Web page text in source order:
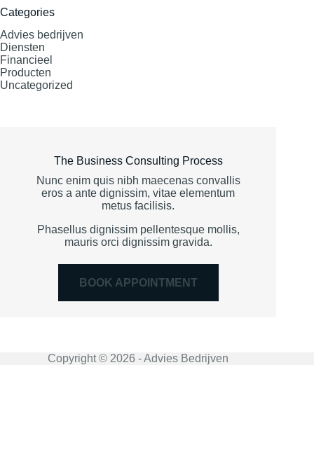
Categories
Advies bedrijven
Diensten
Financieel
Producten
Uncategorized
The Business Consulting Process
Nunc enim quis nibh maecenas convallis
eros a ante dignissim, vitae elementum
metus facilisis.
Phasellus dignissim pellentesque mollis,
mauris orci dignissim gravida.
BOOK APPOINTMENT
Copyright © 2026 - Advies Bedrijven